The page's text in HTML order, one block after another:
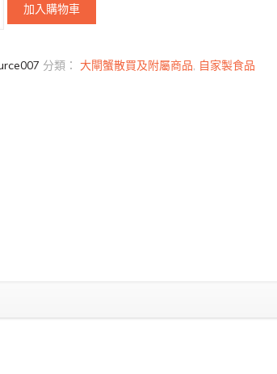
加入購物車
分類：大閘蟹散買及附屬商品, 自家製食品